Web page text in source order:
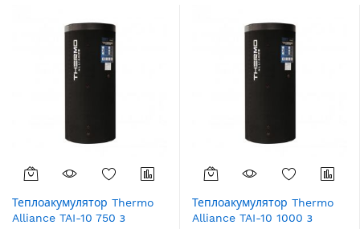
Теплоакумулятор Thermo
Alliance TAI-10 750 з
Теплоакумулятор Thermo
Alliance TAI-10 1000 з